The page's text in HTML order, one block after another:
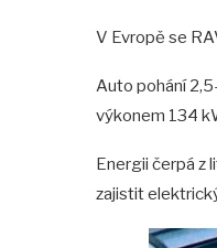
V Evropě se
Auto pohání
výkonem 134
Energii čerpá z
zajistit